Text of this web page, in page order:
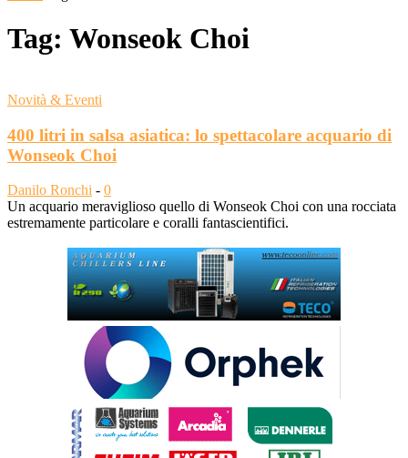
Tag: Wonseok Choi
Novità & Eventi
400 litri in salsa asiatica: lo spettacolare acquario di
Wonseok Choi
Danilo Ronchi - 0
Un acquario meraviglioso quello di Wonseok Choi con una rocciata
estremamente particolare e coralli fantascientifici.